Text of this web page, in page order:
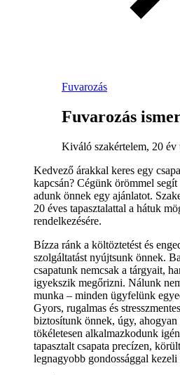
Fuvarozás
Fuvarozás
Kiváló szakértelem, 20 év
Kedvező árakkal keres egy
kapcsán? Cégünk örömmel
adunk önnek egy ajánlatot.
20 éves tapasztalattal a hátuk
rendelkezésére.
Bízza ránk a költöztetést és
szolgáltatást nyújtsunk önnek.
csapatunk nemcsak a tárgyait,
igyekszik megőrizni. Nálunk
munka – minden ügyfelünk
Gyors, rugalmas és
biztosítunk önnek, úgy, ahogyan
tökéletesen alkalmazkodunk
tapasztalt csapata precízen,
legnagyobb gondossággal kezeli